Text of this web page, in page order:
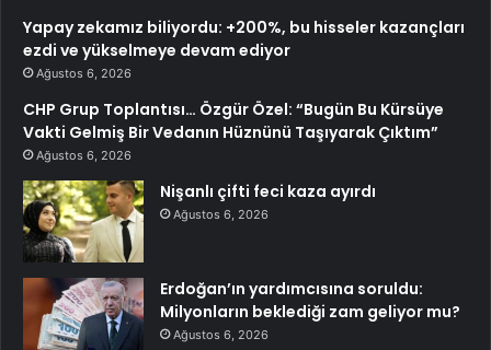
Yapay zekamız biliyordu: +200%, bu hisseler kazançları
ezdi ve yükselmeye devam ediyor
Ağustos 6, 2026
CHP Grup Toplantısı… Özgür Özel: “Bugün Bu Kürsüye
Vakti Gelmiş Bir Vedanın Hüznünü Taşıyarak Çıktım”
Ağustos 6, 2026
Nişanlı çifti feci kaza ayırdı
Ağustos 6, 2026
Erdoğan’ın yardımcısına soruldu:
Milyonların beklediği zam geliyor mu?
Ağustos 6, 2026